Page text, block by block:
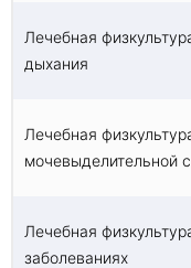
Лечебная
дыхания
Лечебная
мочевыделительной
Лечебная
заболеваниях